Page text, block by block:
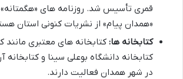
قمری تأسیس شد. روزنامه های «هگمتانه»
«همدان پیام» از نشریات کنونی استان
کتابخانه ها: کتابخانه های معتبری مانند
کتابخانه دانشگاه بوعلی سینا و کتابخانه
در شهر همدان فعالیت دارند.